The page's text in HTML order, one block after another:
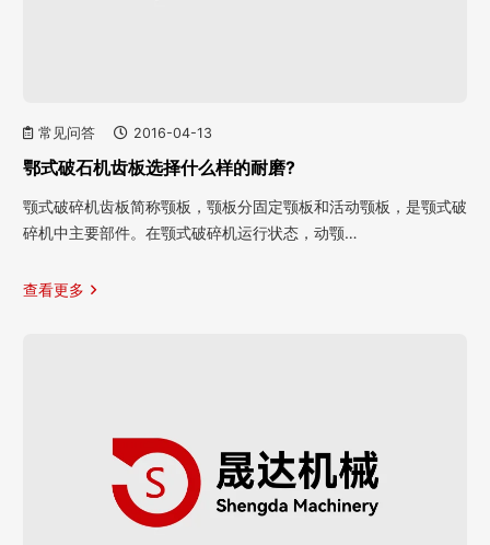
常见问答 2016-04-13
鄂式破石机齿板选择什么样的耐磨?
颚式破碎机齿板简称颚板，颚板分固定颚板和活动颚板，是颚式破
碎机中主要部件。在颚式破碎机运行状态，动颚…
查看更多